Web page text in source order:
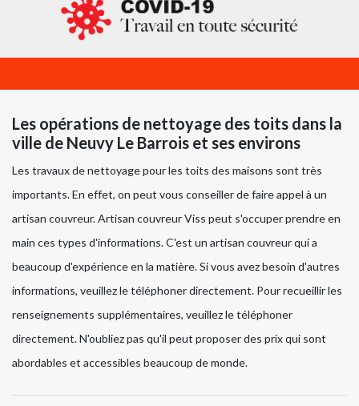
Les opérations de nettoyage des toits dans la
ville de Neuvy Le Barrois et ses environs
Les travaux de nettoyage pour les toits des maisons sont très
importants. En effet, on peut vous conseiller de faire appel à un
artisan couvreur. Artisan couvreur Viss peut s'occuper prendre en
main ces types d'informations. C'est un artisan couvreur qui a
beaucoup d'expérience en la matière. Si vous avez besoin d'autres
informations, veuillez le téléphoner directement. Pour recueillir les
renseignements supplémentaires, veuillez le téléphoner
directement. N'oubliez pas qu'il peut proposer des prix qui sont
abordables et accessibles beaucoup de monde.